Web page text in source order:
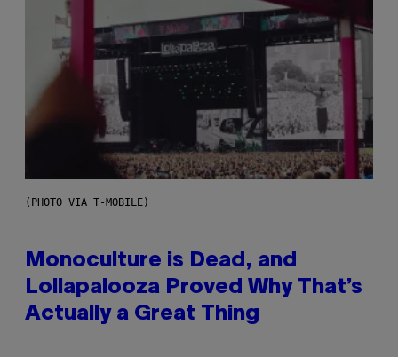
(PHOTO VIA T-MOBILE)
Monoculture is Dead, and
Lollapalooza Proved Why That’s
Actually a Great Thing